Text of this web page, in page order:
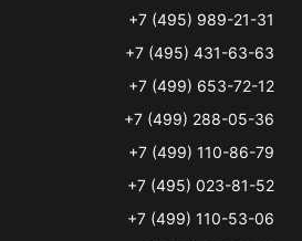
+7 (495) 989-21-31
+7 (495) 431-63-63
+7 (499) 653-72-12
+7 (499) 288-05-36
+7 (499) 110-86-79
+7 (495) 023-81-52
+7 (499) 110-53-06